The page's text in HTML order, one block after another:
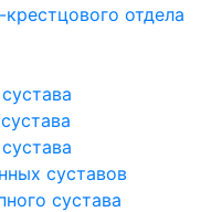
отдела
суставов
сустава